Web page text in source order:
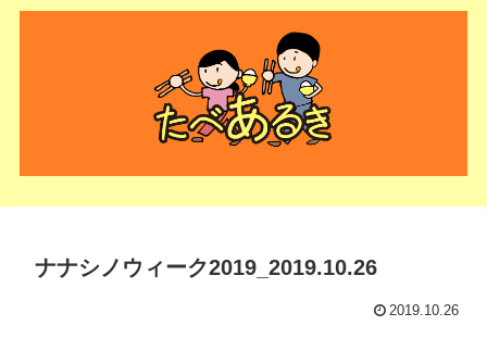
ナナシノウィーク2019_2019.10.26
2019.10.26